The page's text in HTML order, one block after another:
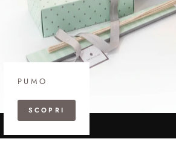
PUMO
SCOPRI